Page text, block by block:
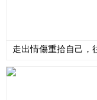
走出情傷重拾自己，